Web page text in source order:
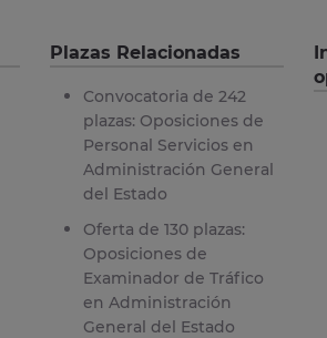
Plazas Relacionadas
Convocatoria de 242
plazas: Oposiciones de
Personal Servicios en
Administración General
del Estado
Oferta de 130 plazas:
Oposiciones de
Examinador de Tráfico
en Administración
General del Estado